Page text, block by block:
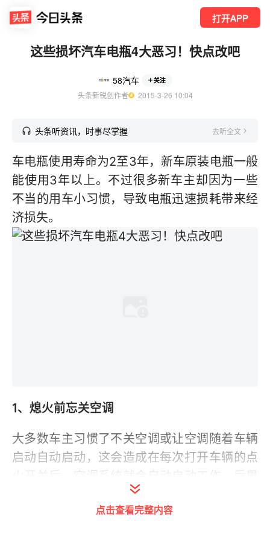
打开APP
这些损坏汽车电瓶4大恶习！快点改吧
58汽车 关注
头条新锐创作者
  2015-3-26 10:04
头条听资讯，时事尽掌握 去听全文
车电瓶使用寿命为2至3年，新车原装电瓶一般
能使用3年以上。不过很多新车主却因为一些
不当的用车小习惯，导致电瓶迅速损耗带来经
济损失。
1、熄火前忘关空调
大多数车主习惯了不关空调或让空调随着车辆
启动自动启动，这会造成在每次打开车辆的点
是直接导致车辆瞬间功率负荷过高，长久对电
瓶就是一种损耗。点击查看完整内容